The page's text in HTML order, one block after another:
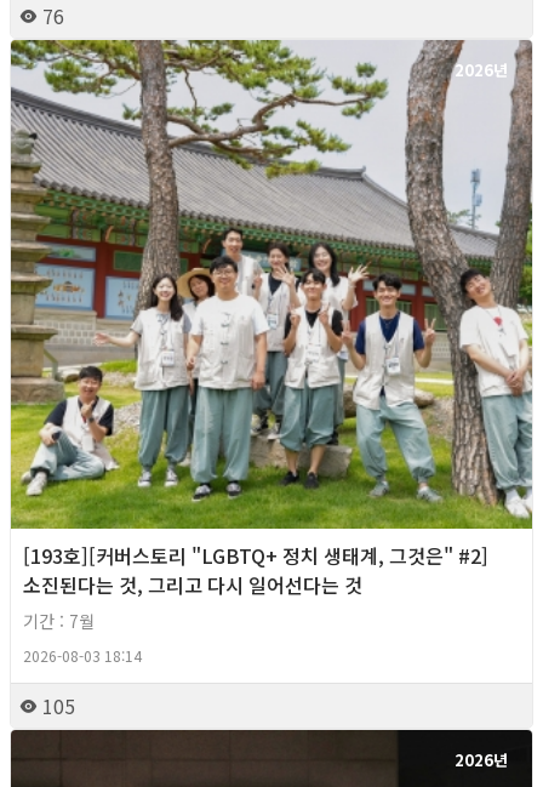
76
2026년
[193호][커버스토리 "LGBTQ+ 정치 생태계, 그것은" #2]
소진된다는 것, 그리고 다시 일어선다는 것
기간 : 7월
2026-08-03 18:14
105
2026년